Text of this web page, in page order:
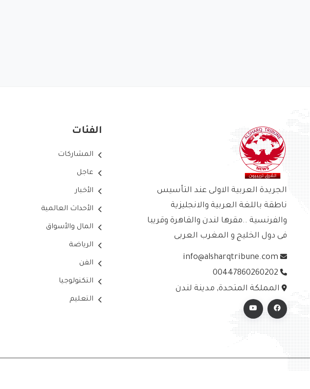
الجريدة العربية الاولى عند التأسيس
ناطقة باللغة العربية والانجليزية
والفرنسية ..مقرها لندن والقاهرة وقريبا
فى دول الخليج و المغرب العربى
المملكة المتحدة, مدينة لندن
الفئات
المشاركات
عاجل
الأخبار
الأحداث العالمية
المال والأسواق
الرياضة
الفن
التكنولوجيا
التعليم